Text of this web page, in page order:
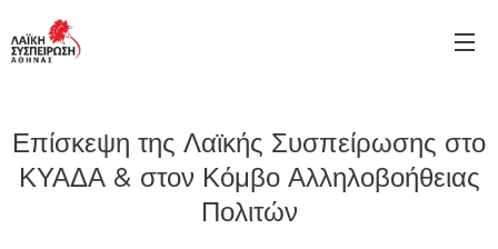
Επίσκεψη της Λαϊκής Συσπείρωσης στο
ΚΥΑΔΑ & στον Κόμβο Αλληλοβοήθειας
Πολιτών